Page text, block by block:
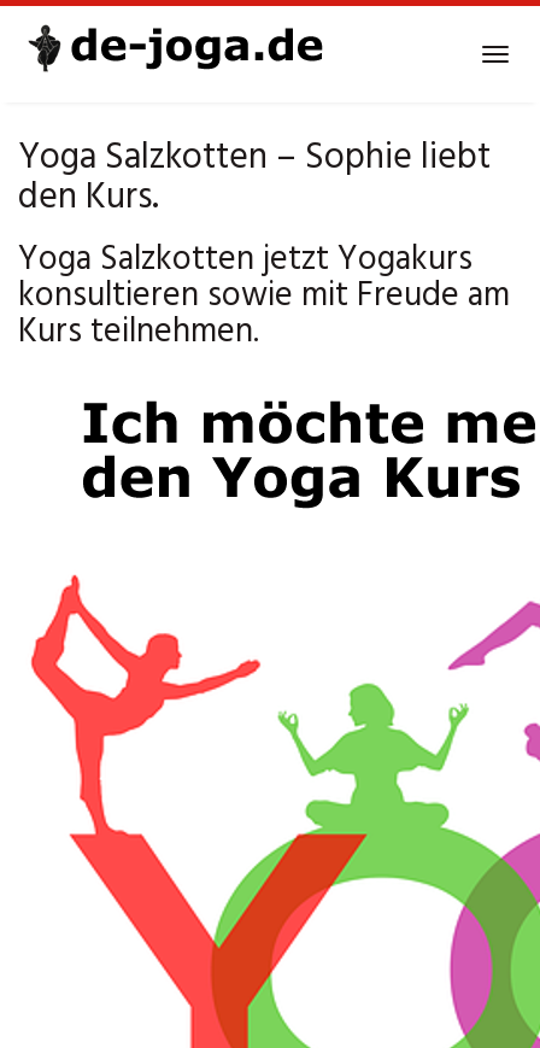
Yoga Salzkotten – Sophie liebt
den Kurs.
Yoga Salzkotten jetzt Yogakurs
konsultieren sowie mit Freude am
Kurs teilnehmen.